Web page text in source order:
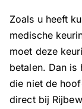
Zoals u heeft
medische
moet deze
betalen. Dan is
die niet de
direct bij